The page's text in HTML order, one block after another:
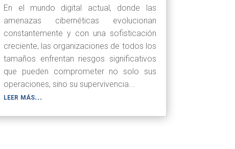
En el mundo digital actual, donde las
amenazas cibernéticas evolucionan
constantemente y con una sofisticación
creciente, las organizaciones de todos los
tamaños enfrentan riesgos significativos
que pueden comprometer no solo sus
operaciones, sino su supervivencia...
leer más...